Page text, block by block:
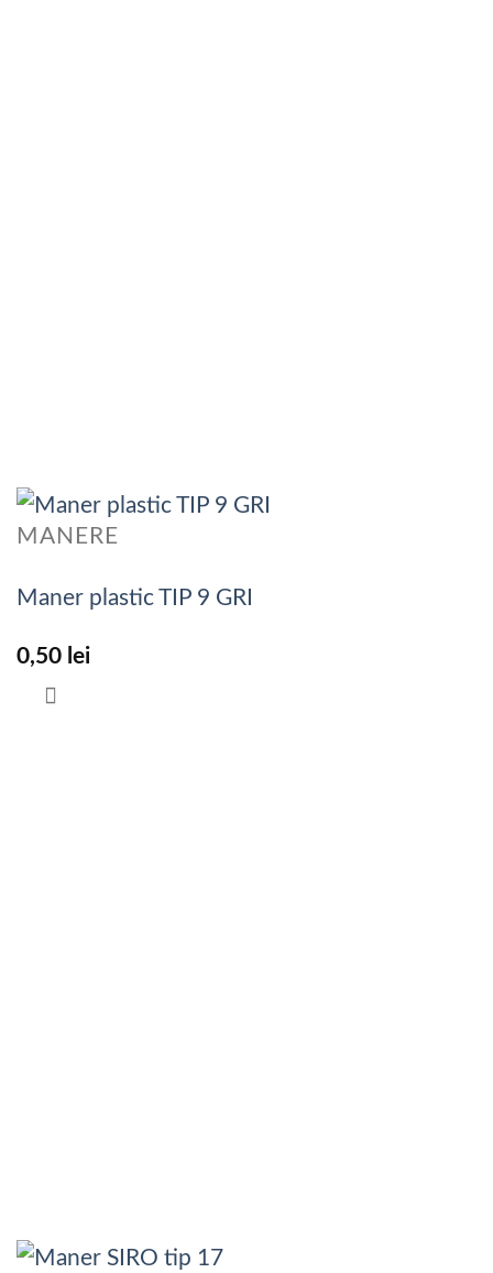
MANERE
Maner plastic TIP 9 GRI
0,50 lei